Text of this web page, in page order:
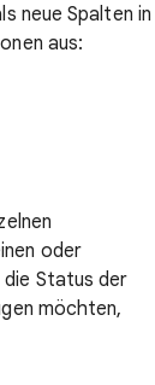
neue Spalten in
aus:
oder
Status der
möchten,